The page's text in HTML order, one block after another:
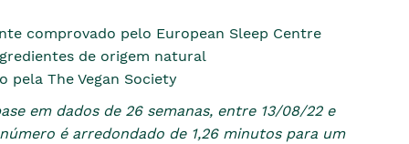
comprovado pelo European Sleep Centre
de origem natural
pela The Vegan Society
em dados de 26 semanas, entre 13/08/22 e
é arredondado de 1,26 minutos para um